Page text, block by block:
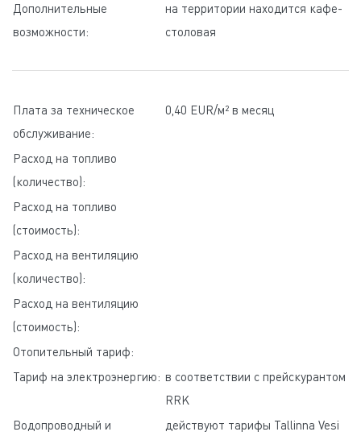
Дополнительные
возможности:
на территории находится кафе-
столовая
Плата за техническое
обслуживание:
0,40 EUR/м² в месяц
Расход на топливо
(количество):
Расход на топливо
(стоимость):
Расход на вентиляцию
(количество):
Расход на вентиляцию
(стоимость):
Отопительный тариф:
Тариф на электроэнергию: в соответствии с прейскурантом
RRK
Водопроводный и
действуют тарифы Tallinna Vesi